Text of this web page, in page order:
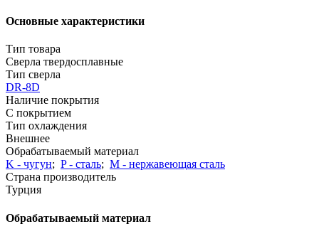
Основные характеристики
Тип товара
Сверла твердосплавные
Тип сверла
DR-8D
Наличие покрытия
С покрытием
Тип охлаждения
Внешнее
Обрабатываемый материал
K - чугун; P - сталь; М - нержавеющая сталь
Страна производитель
Турция
Обрабатываемый материал